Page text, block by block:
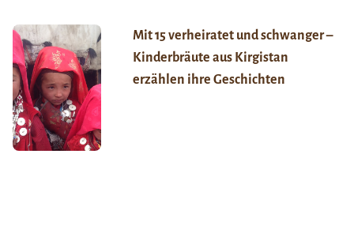
Mit 15 verheiratet und schwanger –
Kinderbräute aus Kirgistan
erzählen ihre Geschichten